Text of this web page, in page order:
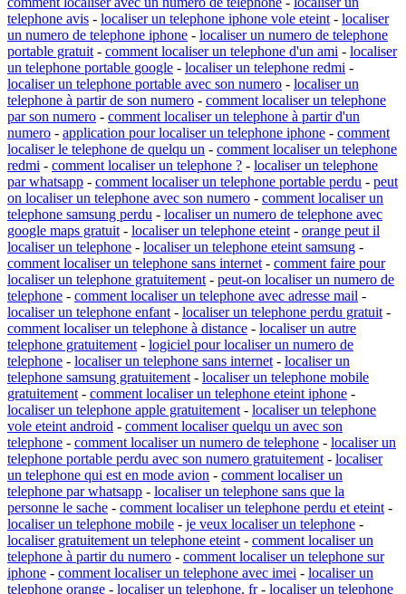
telephone avis - localiser un telephone iphone vole eteint - localiser
un numero de telephone iphone - localiser un numero de telephone
portable gratuit - comment localiser un telephone d'un ami - localiser
un telephone portable google - localiser un telephone redmi -
localiser un telephone portable avec son numero - localiser un
telephone à partir de son numero - comment localiser un telephone
par son numero - comment localiser un telephone à partir d'un
numero - application pour localiser un telephone iphone - comment
localiser le telephone de quelqu un - comment localiser un telephone
redmi - comment localiser un telephone ? - localiser un telephone
par whatsapp - comment localiser un telephone portable perdu - peut
on localiser un telephone avec son numero - comment localiser un
telephone samsung perdu - localiser un numero de telephone avec
google maps gratuit - localiser un telephone eteint - orange peut il
localiser un telephone - localiser un telephone eteint samsung -
comment localiser un telephone sans internet - comment faire pour
localiser un telephone gratuitement - peut-on localiser un numero de
telephone - comment localiser un telephone avec adresse mail -
localiser un telephone enfant - localiser un telephone perdu gratuit -
comment localiser un telephone à distance - localiser un autre
telephone gratuitement - logiciel pour localiser un numero de
telephone - localiser un telephone sans internet - localiser un
telephone samsung gratuitement - localiser un telephone mobile
gratuitement - comment localiser un telephone eteint iphone -
localiser un telephone apple gratuitement - localiser un telephone
vole eteint android - comment localiser quelqu un avec son
telephone - comment localiser un numero de telephone - localiser un
telephone portable perdu avec son numero gratuitement - localiser
un telephone qui est en mode avion - comment localiser un
telephone par whatsapp - localiser un telephone sans que la
personne le sache - comment localiser un telephone perdu et eteint -
localiser un telephone mobile - je veux localiser un telephone -
localiser gratuitement un telephone eteint - comment localiser un
telephone à partir du numero - comment localiser un telephone sur
iphone - comment localiser un telephone avec imei - localiser un
telephone orange - localiser un telephone. fr- localiser un telephone